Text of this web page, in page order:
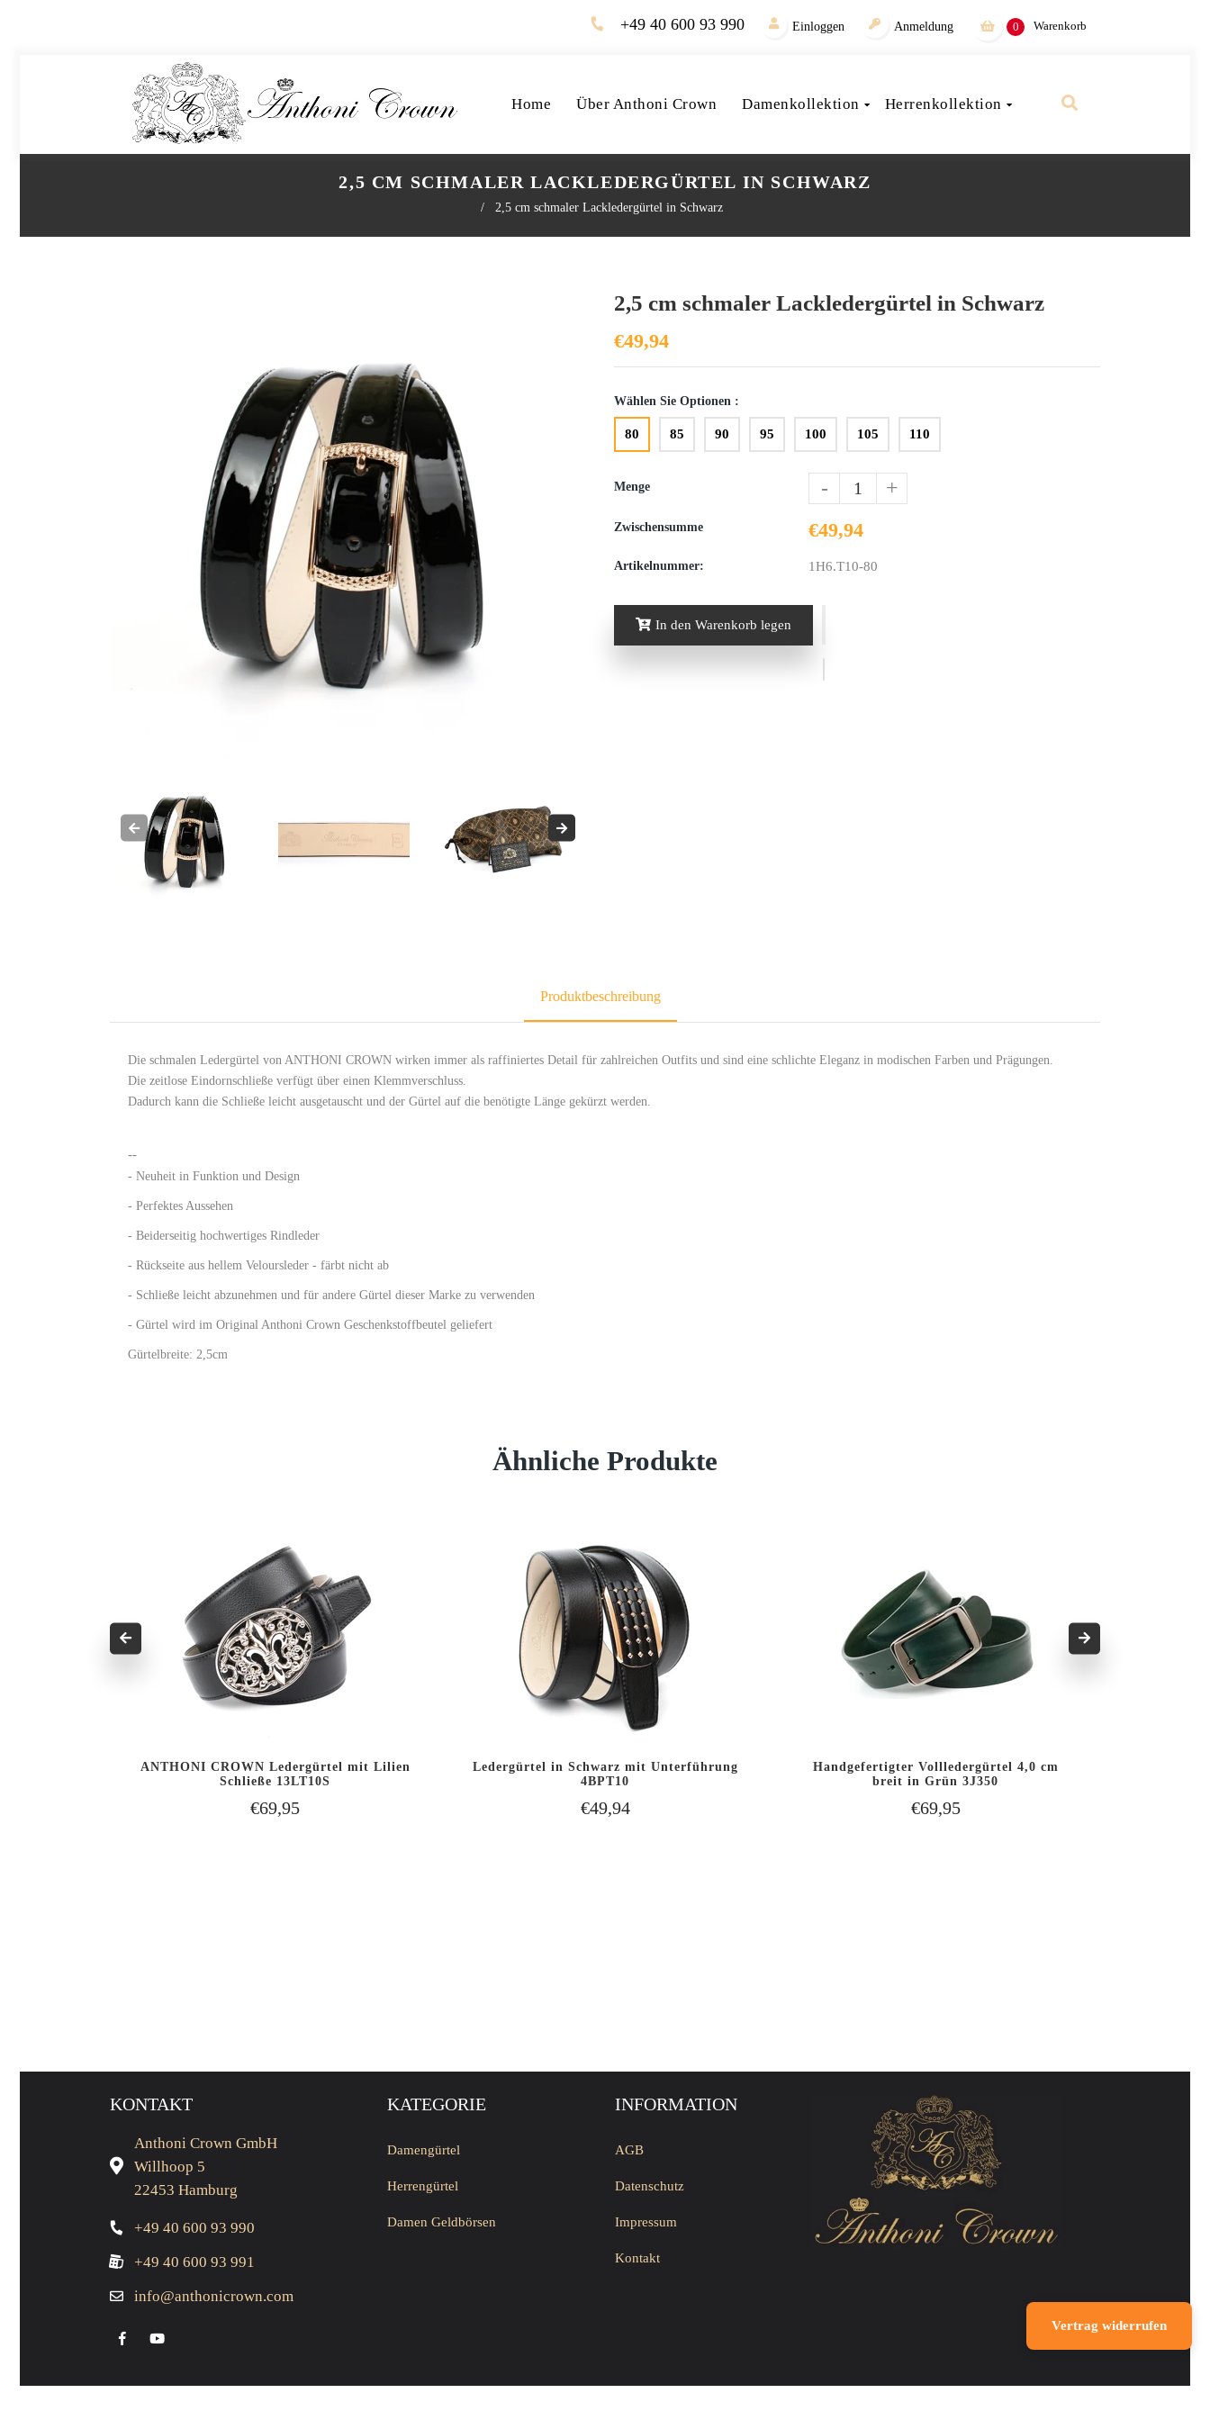
+49 40 600 93 990 Einloggen Anmeldung 0 Warenkorb
Home Über Anthoni Crown Damenkollektion Herrenkollektion
2,5 CM SCHMALER LACKLEDERGÜRTEL IN SCHWARZ
/ 2,5 cm schmaler Lackledergürtel in Schwarz
2,5 cm schmaler Lackledergürtel in Schwarz
€49,94
Wählen Sie Optionen :
80 85 90 95 100 105 110
Menge - +
Zwischensumme €49,94
Artikelnummer: 1H6.T10-80
In den Warenkorb legen
Produktbeschreibung
Die schmalen Ledergürtel von ANTHONI CROWN wirken immer als raffiniertes Detail für zahlreichen Outfits und sind eine schlichte Eleganz in modischen Farben und Prägungen.
Die zeitlose Eindornschließe verfügt über einen Klemmverschluss.
Dadurch kann die Schließe leicht ausgetauscht und der Gürtel auf die benötigte Länge gekürzt werden.
--
- Neuheit in Funktion und Design
- Perfektes Aussehen
- Beiderseitig hochwertiges Rindleder
- Rückseite aus hellem Veloursleder - färbt nicht ab
- Schließe leicht abzunehmen und für andere Gürtel dieser Marke zu verwenden
- Gürtel wird im Original Anthoni Crown Geschenkstoffbeutel geliefert
Gürtelbreite: 2,5cm
Ähnliche Produkte
SCHNELLANSICHT
IN DEN WARENKORB
ANTHONI CROWN Ledergürtel mit Lilien
Schließe 13LT10S
€69,95
IN DEN WARENKORB
Ledergürtel in Schwarz mit Unterführung
4BPT10
€49,94
SCHNELLANSICHT
IN DEN WARENKORB
LEGEN
Handgefertigter Vollledergürtel 4,0 cm
breit in Grün 3J350
€69,95
KONTAKT
Anthoni Crown GmbH
Willhoop 5
22453 Hamburg
+49 40 600 93 990
+49 40 600 93 991
info@anthonicrown.com
KATEGORIE
Damengürtel
Herrengürtel
Damen Geldbörsen
INFORMATION
AGB
Datenschutz
Impressum
Kontakt
Vertrag widerrufen